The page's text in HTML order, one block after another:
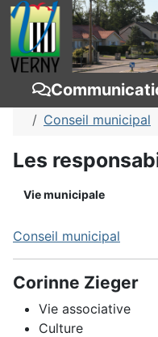
Vous êtes ici : Page
Communication
Conseil municipal
Les
Vie municipale
Conseil municipal
Corinne Zieger
Vie associative
Culture